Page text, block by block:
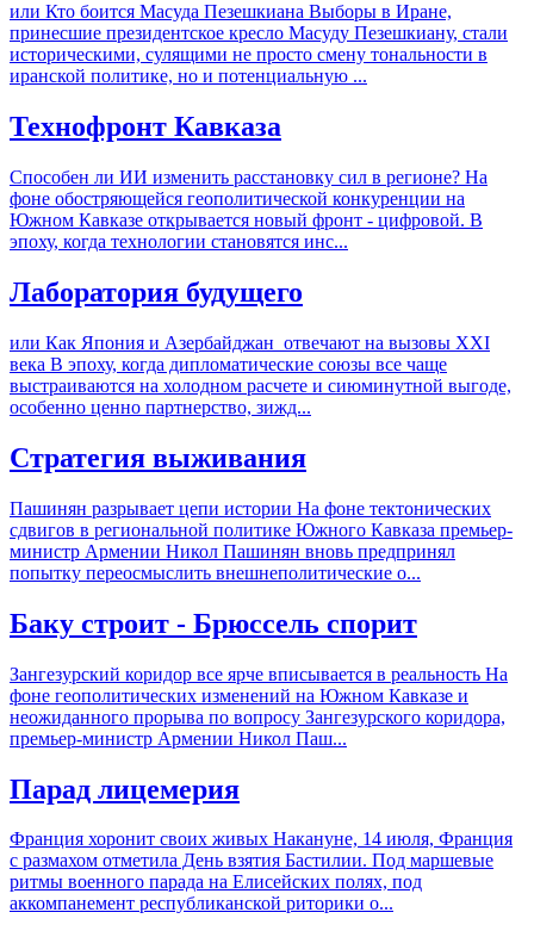
или Кто боится Масуда Пезешкиана Выборы в Иране,
принесшие президентское кресло Масуду Пезешкиану, стали
историческими, сулящими не просто смену тональности в
иранской политике, но и потенциальную ...
Технофронт Кавказа
Способен ли ИИ изменить расстановку сил в регионе? На
фоне обостряющейся геополитической конкуренции на
Южном Кавказе открывается новый фронт - цифровой. В
эпоху, когда технологии становятся инс...
Лаборатория будущего
или Как Япония и Азербайджан отвечают на вызовы XXI
века В эпоху, когда дипломатические союзы все чаще
выстраиваются на холодном расчете и сиюминутной выгоде,
особенно ценно партнерство, зижд...
Стратегия выживания
Пашинян разрывает цепи истории На фоне тектонических
сдвигов в региональной политике Южного Кавказа премьер-
министр Армении Никол Пашинян вновь предпринял
попытку переосмыслить внешнеполитические о...
Баку строит - Брюссель спорит
Зангезурский коридор все ярче вписывается в реальность На
фоне геополитических изменений на Южном Кавказе и
неожиданного прорыва по вопросу Зангезурского коридора,
премьер-министр Армении Никол Паш...
Парад лицемерия
Франция хоронит своих живых Накануне, 14 июля, Франция
с размахом отметила День взятия Бастилии. Под маршевые
ритмы военного парада на Елисейских полях, под
аккомпанемент республиканской риторики о...